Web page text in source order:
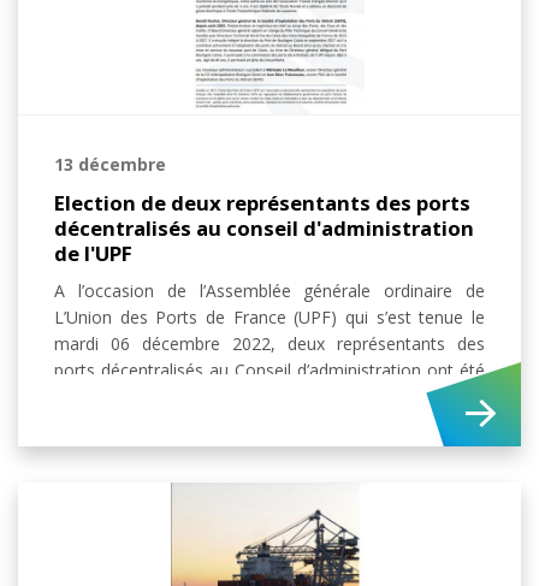
13 décembre
Election de deux représentants des ports
décentralisés au conseil d'administration
de l'UPF
A l’occasion de l’Assemblée générale ordinaire de
L’Union des Ports de France (UPF) qui s’est tenue le
mardi 06 décembre 2022, deux représentants des
ports décentralisés au Conseil d’administration ont été
élus suite à la vacance de deux postes : Christophe